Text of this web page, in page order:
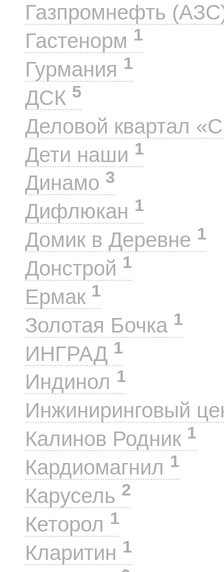
Газпромнефть
Гастенорм 1
Гурмания 1
ДСК 5
Деловой квартал
Дети наши 1
Динамо 3
Дифлюкан 1
Домик в Деревне 1
Донстрой 1
Ермак 1
Золотая Бочка 1
ИНГРАД 1
Индинол 1
Инжиниринговый
Калинов Родник 1
Кардиомагнил 1
Карусель 2
Кеторол 1
Кларитин 1